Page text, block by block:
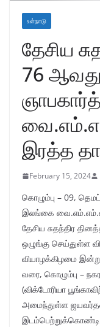
உள்நாடு
தேசிய
76
இரத்த
February 15, 2024
கொழும்பு – 09,
இலங்கை
தேசிய சுதந்திர
ஒழுங்கு செய்துள்ள
வியாழக்கிழமை
வரை, கொழும்பு –
(விக்டோரியா
அமைந்துள்ள